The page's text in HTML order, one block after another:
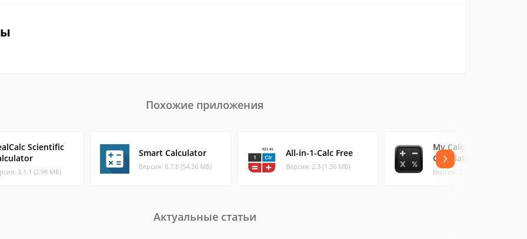
Похожие приложения
Scientific
3.1.1 (2.98 МБ)
Smart Calculator
Версия: 6.7.8 (54.36 МБ)
All-in-1-Calc Free
Версия: 2.3 (1.36 МБ)
My Calc: Scientific
Calculator
Версия: 2.9.2 (2.02 МБ)
Актуальные статьи